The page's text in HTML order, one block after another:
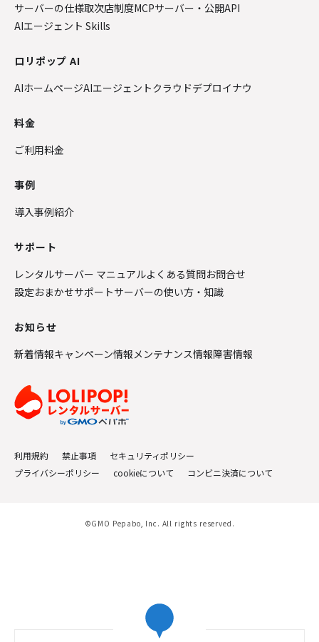
サーバーの仕様取次店制度MCPサーバー・公開API
AIエージェント Skills
ロリポップ AI
AIホームページAIエージェントクラウドデプロイナウ
料金
ご利用料金
事例
導入事例紹介
サポート
レンタルサーバー マニュアルよくある質問お問合せ
設定おまかせサポートサーバーの使い方・知識
お知らせ
新着情報キャンペーン情報メンテナンス情報障害情報
利用規約 禁止事項
セキュリティポリシー
プライバシーポリシー
cookieについて コンビニ決済について
©GMO Pepabo, Inc. All rights reserved.